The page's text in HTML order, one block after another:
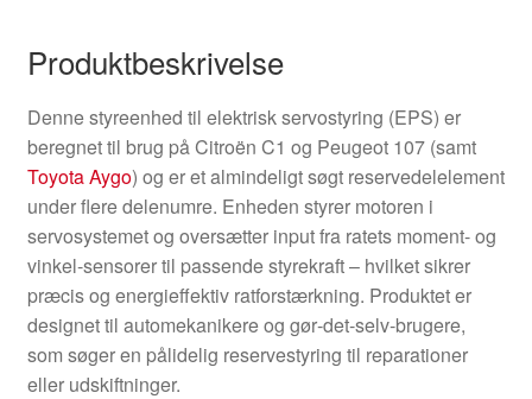
Produktbeskrivelse
Denne styreenhed til elektrisk servostyring (EPS) er
beregnet til brug på Citroën C1 og Peugeot 107 (samt
Toyota Aygo) og er et almindeligt søgt reservedelelement
under flere delenumre. Enheden styrer motoren i
servosystemet og oversætter input fra ratets moment- og
vinkel-sensorer til passende styrekraft – hvilket sikrer
præcis og energieffektiv ratforstærkning. Produktet er
designet til automekanikere og gør‑det‑selv‑brugere,
som søger en pålidelig reservestyring til reparationer
eller udskiftninger.